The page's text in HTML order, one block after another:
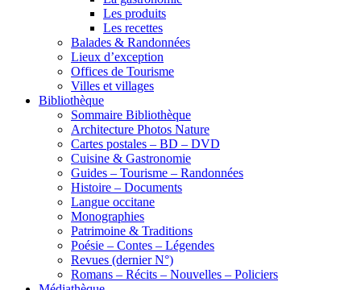
Les produits
Les recettes
Balades & Randonnées
Lieux d’exception
Offices de Tourisme
Villes et villages
Bibliothèque
Sommaire Bibliothèque
Architecture Photos Nature
Cartes postales – BD – DVD
Cuisine & Gastronomie
Guides – Tourisme – Randonnées
Histoire – Documents
Langue occitane
Monographies
Patrimoine & Traditions
Poésie – Contes – Légendes
Revues (dernier N°)
Romans – Récits – Nouvelles – Policiers